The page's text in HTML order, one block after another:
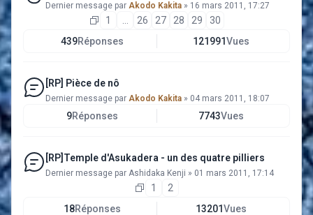
Dernier message par Akodo Kakita » 16 mars 2011, 17:27
1 26 27 28 29
30
439Réponses 121991Vues
[RP] Pièce de nô
Dernier message par Akodo Kakita » 04 mars 2011, 18:07
9Réponses 7743Vues
[RP]Temple d'Asukadera - un des quatre pilliers
Dernier message par Ashidaka Kenji » 01 mars 2011, 17:14
1
2
18Réponses 13201Vues